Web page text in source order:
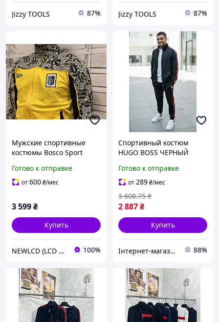
Jizzy TOOLS 87% Jizzy TOOLS 87%
Мужские спортивные
костюмы Bosco Sport
коллекция оригинал
Готово к отправке
от600₴/мес
3 599₴
Купить
NEWLCD (LCD Экраны) Официальный сайт компании 100%
Спортивный костюм
HUGO BOSS ЧЕРНЫЙ
коллекции 2023/24
размеры S M L XL XXL
Турция
Готово к отправке
от289₴/мес
2 887₴
3 608.75 ₴
Купить
Інтернет-магазин Min Price 88%